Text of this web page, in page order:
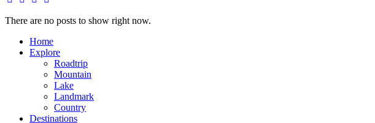
There are no posts to show right now.
Home
Explore
Roadtrip
Mountain
Lake
Landmark
Country
Destinations